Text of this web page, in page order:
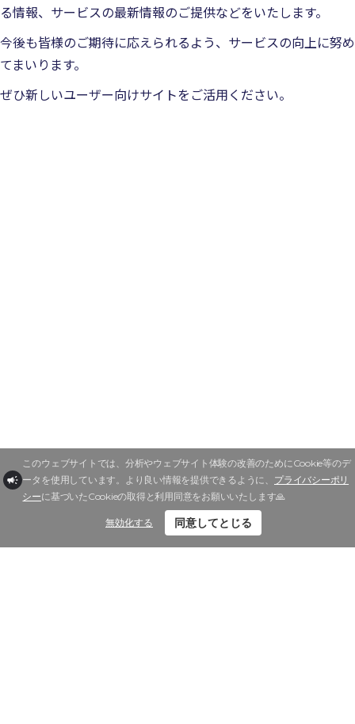
る情報、サービスの最新情報のご提供などをいたします。
今後も皆様のご期待に応えられるよう、サービスの向上に努め
てまいります。
ぜひ新しいユーザー向けサイトをご活用ください。
このウェブサイトでは、分析やウェブサイト体験の改善のためにCookie等のデ
ータを使用しています。より良い情報を提供できるように、 プライバシーポリ
シーに基づいたCookieの取得と利用同意をお願いいたします🙏
無効化する 同意してとじる